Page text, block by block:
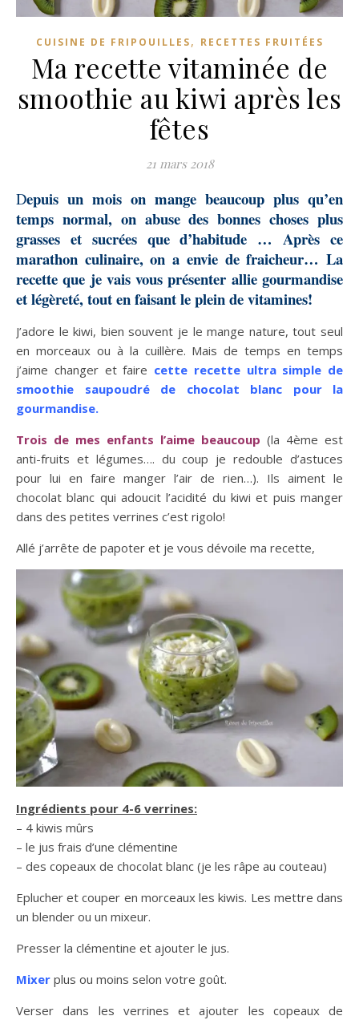
CUISINE DE FRIPOUILLES, RECETTES FRUITÉES
Ma recette vitaminée de
smoothie au kiwi après les
fêtes
21 mars 2018
Depuis un mois on mange beaucoup plus qu’en
temps normal, on abuse des bonnes choses plus
grasses et sucrées que d’habitude … Après ce
marathon culinaire, on a envie de fraicheur… La
recette que je vais vous présenter allie gourmandise
et légèreté, tout en faisant le plein de vitamines!
J’adore le kiwi, bien souvent je le mange nature, tout seul
en morceaux ou à la cuillère. Mais de temps en temps
j’aime changer et faire cette recette ultra simple de
smoothie saupoudré de chocolat blanc pour la
gourmandise.
Trois de mes enfants l’aime beaucoup (la 4ème est
anti-fruits et légumes…. du coup je redouble d’astuces
pour lui en faire manger l’air de rien…). Ils aiment le
chocolat blanc qui adoucit l’acidité du kiwi et puis manger
dans des petites verrines c’est rigolo!
Allé j’arrête de papoter et je vous dévoile ma recette,
Ingrédients pour 4-6 verrines:
– 4 kiwis mûrs
– le jus frais d’une clémentine
– des copeaux de chocolat blanc (je les râpe au couteau)
Eplucher et couper en morceaux les kiwis. Les mettre dans
un blender ou un mixeur.
Presser la clémentine et ajouter le jus.
Mixer plus ou moins selon votre goût.
Verser dans les verrines et ajouter les copeaux de